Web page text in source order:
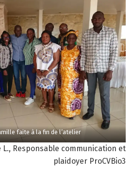
faite à la fin de l’atelier
L., Responsable communication et
plaidoyer ProCVBio3